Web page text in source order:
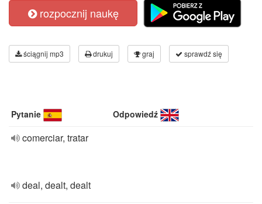
rozpocznij naukę
ściągnij mp3 drukuj graj sprawdź się
Pytanie Odpowiedź
comerciar, tratar
deal, dealt, dealt